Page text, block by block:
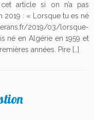
article si on n’a pas
2019 : « Lorsque tu es né
2019/03/lorsque-
en Algérie en 1959 et
années. Pire […]